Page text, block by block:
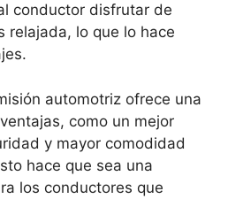
conductor disfrutar de
relajada, lo que lo hace
automotriz ofrece una
como un mejor
y mayor comodidad
hace que sea una
los conductores que